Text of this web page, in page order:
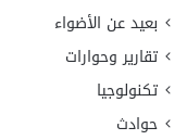
بعيد عن الأضواء
تقارير وحوارات
تكنولوجيا
حوادث